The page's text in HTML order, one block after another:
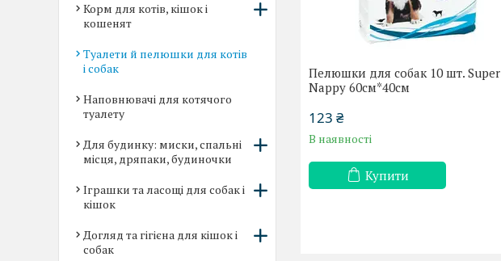
Пелюшки для собак 10 шт. Super
Nappy 60см*40см
123 ₴
В наявності
Купити
Корм для котів, кішок і
кошенят
Туалети й пелюшки для котів
і собак
Наповнювачі для котячого
туалету
Для будинку: миски, спальні
місця, дряпаки, будиночки
Іграшки та ласощі для собак і
кішок
Догляд та гігієна для кішок і
собак